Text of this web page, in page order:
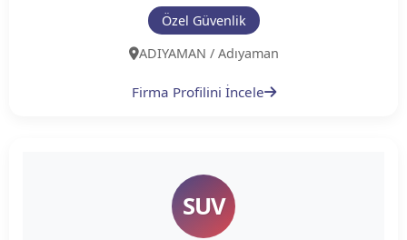
Özel Güvenlik
ADIYAMAN / Adıyaman
Firma Profilini İncele
SUV